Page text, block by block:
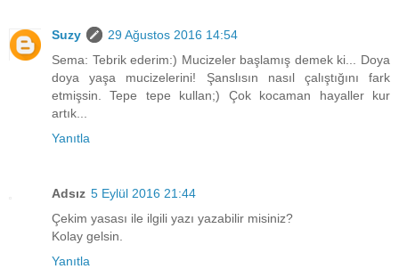
Suzy
29 Ağustos 2016 14:54
Sema: Tebrik ederim:) Mucizeler başlamış demek ki... Doya
doya yaşa mucizelerini! Şanslısın nasıl çalıştığını fark
etmişsin. Tepe tepe kullan;) Çok kocaman hayaller kur
artık...
Yanıtla
Adsız 5 Eylül 2016 21:44
Çekim yasası ile ilgili yazı yazabilir misiniz?
Kolay gelsin.
Yanıtla